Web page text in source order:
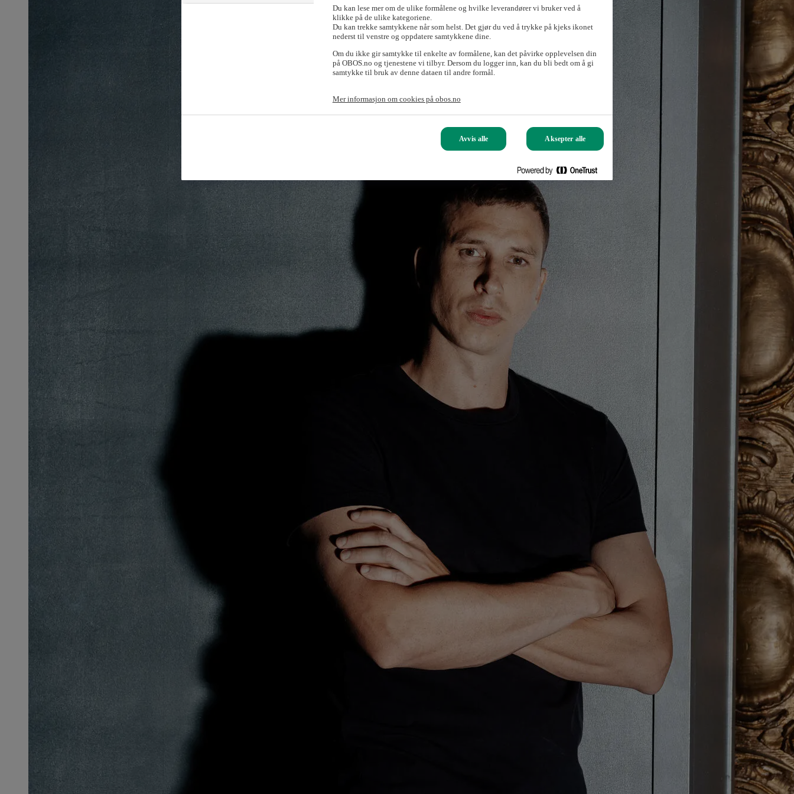
Du kan lese mer om de ulike formålene og hvilke leverandører vi bruker ved å
klikke på de ulike kategoriene.
Du kan trekke samtykkene når som helst. Det gjør du ved å trykke på kjeks ikonet
nederst til venstre og oppdatere samtykkene dine.
Om du ikke gir samtykke til enkelte av formålene, kan det påvirke opplevelsen din
på OBOS.no og tjenestene vi tilbyr. Dersom du logger inn, kan du bli bedt om å gi
samtykke til bruk av denne dataen til andre formål.
Mer informasjon om cookies på obos.no
Avvis alle Aksepter alle